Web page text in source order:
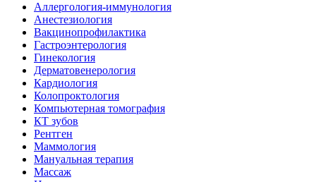
Аллергология-иммунология
Анестезиология
Вакцинопрофилактика
Гастроэнтерология
Гинекология
Дерматовенерология
Кардиология
Колопроктология
Компьютерная томография
КТ зубов
Рентген
Маммология
Мануальная терапия
Массаж